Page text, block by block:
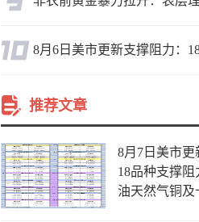
推荐文章
8月7日美市更
18品种支撑
油天然气铜及